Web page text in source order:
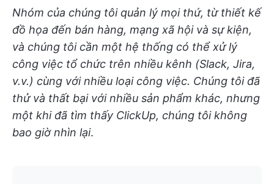
Nhóm của chúng tôi quản lý mọi thứ, từ thiết kế
đồ họa đến bán hàng, mạng xã hội và sự kiện,
và chúng tôi cần một hệ thống có thể xử lý
công việc tổ chức trên nhiều kênh (Slack, Jira,
v.v.) cùng với nhiều loại công việc. Chúng tôi đã
thử và thất bại với nhiều sản phẩm khác, nhưng
một khi đã tìm thấy ClickUp, chúng tôi không
bao giờ nhìn lại.